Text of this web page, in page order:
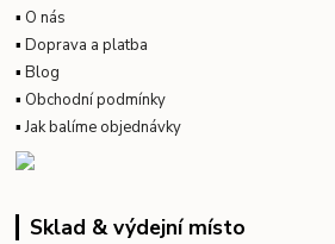
▪ O nás
▪Doprava a platba
▪Blog
▪ Obchodní podmínky
▪Jak balíme objednávky
Sklad & výdejní místo